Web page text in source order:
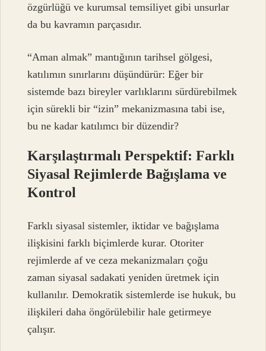
özgürlüğü ve kurumsal temsiliyet gibi unsurlar
da bu kavramın parçasıdır.
“Aman almak” mantığının tarihsel gölgesi,
katılımın sınırlarını düşündürür: Eğer bir
sistemde bazı bireyler varlıklarını sürdürebilmek
için sürekli bir “izin” mekanizmasına tabi ise,
bu ne kadar katılımcı bir düzendir?
Karşılaştırmalı Perspektif: Farklı
Siyasal Rejimlerde Bağışlama ve
Kontrol
Farklı siyasal sistemler, iktidar ve bağışlama
ilişkisini farklı biçimlerde kurar. Otoriter
rejimlerde af ve ceza mekanizmaları çoğu
zaman siyasal sadakati yeniden üretmek için
kullanılır. Demokratik sistemlerde ise hukuk, bu
ilişkileri daha öngörülebilir hale getirmeye
çalışır.